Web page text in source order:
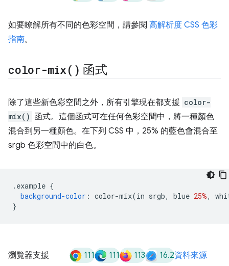
如要瞭解所有不同的色彩空間，請參閱 高解析度 CSS 色彩
指南。
color-mix( ) 函式
除了這些新色彩空間之外，所有引擎現在都支援 color-
mix() 函式。這個函式可在任何色彩空間中，將一種顏色
混合到另一種顏色。在下列 CSS 中，25% 的藍色會混合至
srgb 色彩空間中的白色。
. example {
background-color : color-mix(in srgb, blue 25%,
}
瀏覽器支援 111 111 113 16.2資料來源